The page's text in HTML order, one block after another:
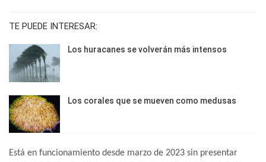
TE PUEDE INTERESAR:
Los huracanes se volverán más intensos
Los corales que se mueven como medusas
Está en funcionamiento desde marzo de 2023 sin presentar